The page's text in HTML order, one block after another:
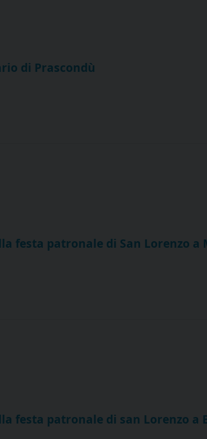
di Prascondù
festa patronale di San Lorenzo a
festa patronale di san Lorenzo a